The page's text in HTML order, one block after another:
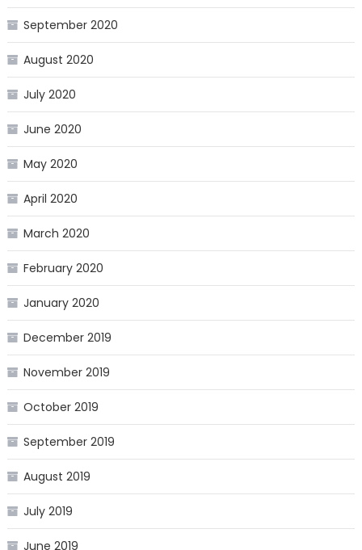
September 2020
August 2020
July 2020
June 2020
May 2020
April 2020
March 2020
February 2020
January 2020
December 2019
November 2019
October 2019
September 2019
August 2019
July 2019
June 2019